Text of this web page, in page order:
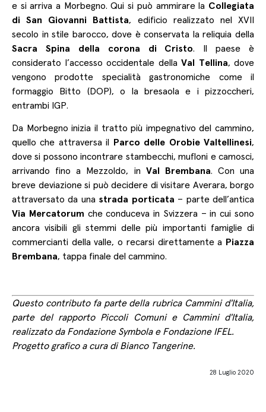
e si arriva a Morbegno. Qui si può ammirare la Collegiata
di San Giovanni Battista, edificio realizzato nel XVII
secolo in stile barocco, dove è conservata la reliquia della
Sacra Spina della corona di Cristo. Il paese è
considerato l’accesso occidentale della Val Tellina, dove
vengono prodotte specialità gastronomiche come il
formaggio Bitto (DOP), o la bresaola e i pizzoccheri,
entrambi IGP.
Da Morbegno inizia il tratto più impegnativo del cammino,
quello che attraversa il
Parco delle Orobie Valtellinesi,
dove si possono incontrare stambecchi, mufloni e camosci,
arrivando fino a Mezzoldo, in Val Brembana. Con una
breve deviazione si può decidere di visitare Averara, borgo
attraversato da una strada porticata – parte dell’antica
Via Mercatorum che conduceva in Svizzera – in cui sono
ancora visibili gli stemmi delle più importanti famiglie di
commercianti della valle, o recarsi direttamente a
Piazza
Brembana, tappa finale del cammino.
Questo contributo fa parte della rubrica Cammini d'Italia,
parte del rapporto Piccoli Comuni e Cammini d'Italia,
realizzato da Fondazione Symbolae Fondazione IFEL.
Progetto grafico a cura diBianco Tangerine.
28 Luglio 2020